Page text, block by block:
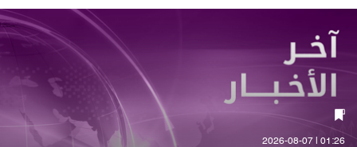
01:26 | 2026-08-07